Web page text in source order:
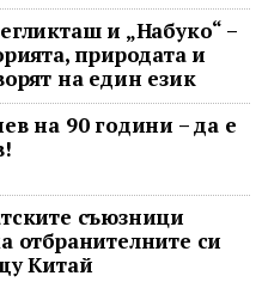
и „Набуко“ –
природата и
на един език
на 90 години – да е
съюзници
отбранителните си
Китай